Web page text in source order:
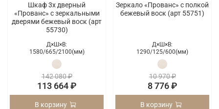
Шкаф 3х дверный
«Прованс» с зеркальными
дверями бежевый воск (арт
55730)
Д×Ш×В:
1580/665/2100(мм)
142 080 ₽
113 664 ₽
В корзину
Зеркало «Прованс» с полкой
бежевый воск (арт 55751)
Д×Ш×В:
1290/125/600(мм)
10 970 ₽
8 776 ₽
В корзину